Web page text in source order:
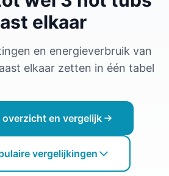
elkaar
en energieverbruik van
elkaar zetten in één tabel
overzicht en vergelijk
vergelijkingen